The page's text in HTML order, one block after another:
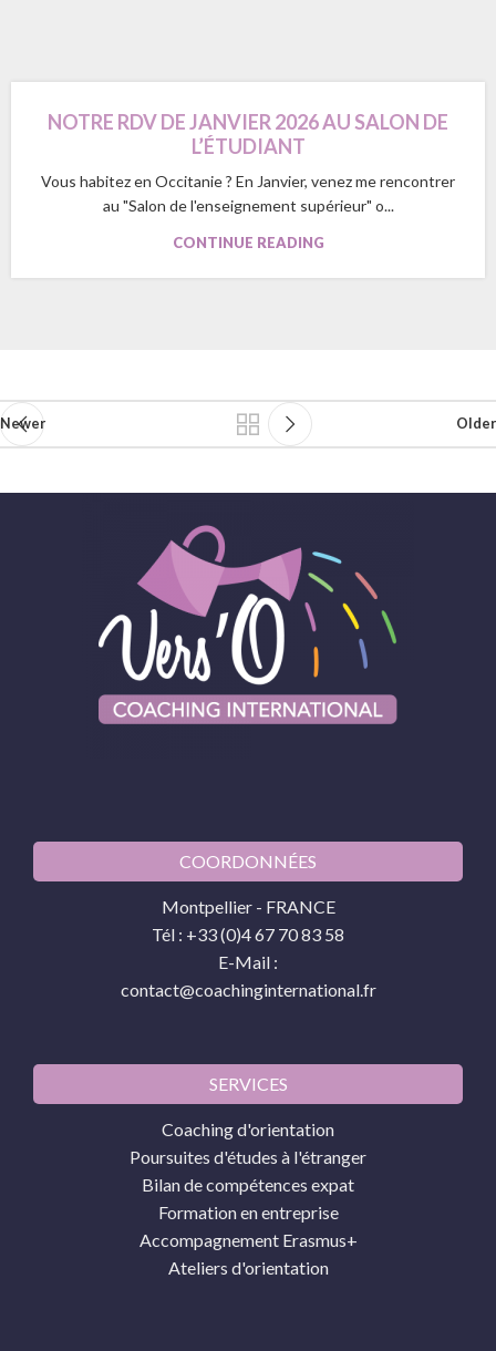
NOTRE RDV DE JANVIER 2026 AU SALON DE
L’ÉTUDIANT
Vous habitez en Occitanie ? En Janvier, venez me rencontrer
au "Salon de l'enseignement supérieur" o...
CONTINUE READING
Newer Older
COORDONNÉES
Montpellier - FRANCE
Tél : +33 (0)4 67 70 83 58
E-Mail :
contact@coachinginternational.fr
SERVICES
Coaching d'orientation
Poursuites d'études à l'étranger
Bilan de compétences expat
Formation en entreprise
Accompagnement Erasmus+
Ateliers d'orientation